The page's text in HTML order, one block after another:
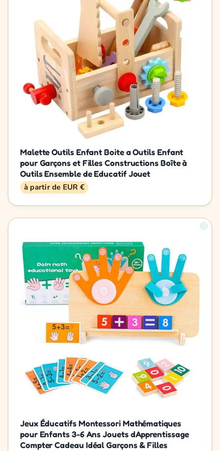
Malette Outils Enfant Boite a Outils Enfant
pour Garçons et Filles Constructions Boîte à
Outils Ensemble de Educatif Jouet
à partir de EUR €
Jeux Éducatifs Montessori Mathématiques
pour Enfants 3-6 Ans Jouets dApprentissage
Compter Cadeau Idéal Garçons & Filles